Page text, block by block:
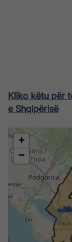
Kliko këtu për
e Shqipërisë